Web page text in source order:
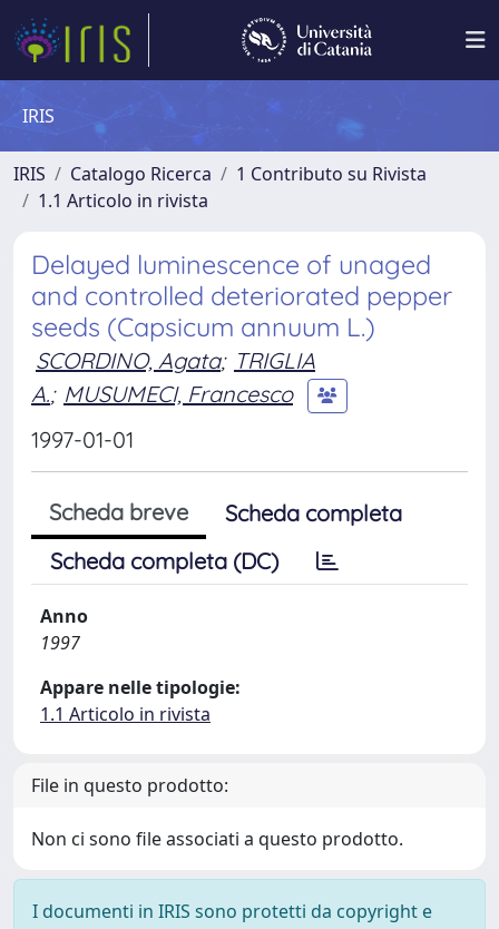
IRIS
IRIS Catalogo Ricerca
1 Contributo su Rivista
1.1 Articolo in rivista
Delayed luminescence of unaged
and controlled deteriorated pepper
seeds (Capsicum annuum L.)
SCORDINO, Agata; TRIGLIA
A.; MUSUMECI, Francesco
1997-01-01
Scheda breve
Scheda completa
Scheda completa (DC)
Anno
1997
Appare nelle tipologie:
1.1 Articolo in rivista
File in questo prodotto:
Non ci sono file associati a questo prodotto.
I documenti in IRIS sono protetti da copyright e